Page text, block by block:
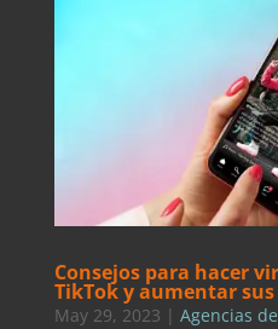
Consejos para hacer
TikTok y aumentar
May 29, 2023 | Agencias